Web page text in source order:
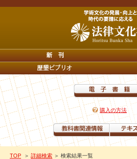
購入の方法
TOP ＞ 詳細検索 ＞ 検索結果一覧